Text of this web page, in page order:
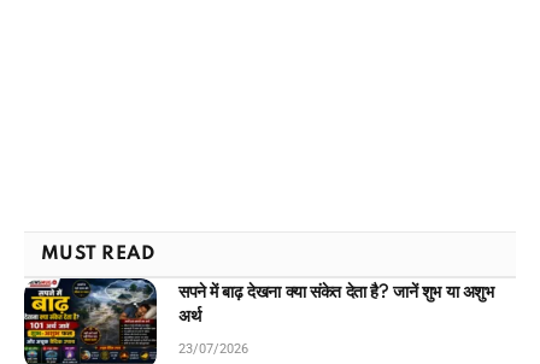
MUST READ
सपने में बाढ़ देखना क्या संकेत देता है? जानें शुभ या अशुभ
अर्थ
23/07/2026